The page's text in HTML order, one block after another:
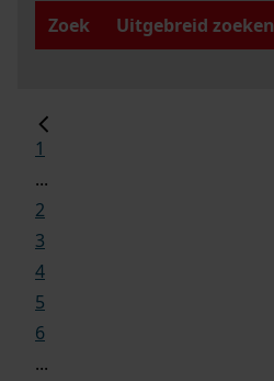
Zoek
Uitgebreid zoeken
1
...
2
3
4
5
6
...